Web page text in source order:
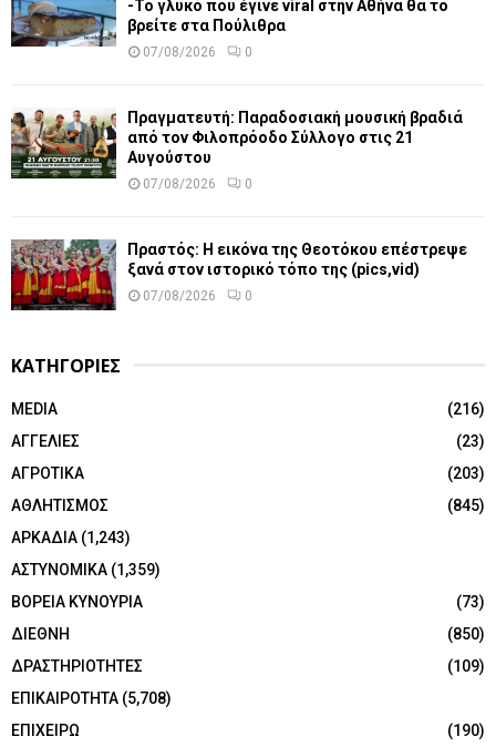
-Το γλυκό που έγινε viral στην Αθήνα θα το
βρείτε στα Πούλιθρα
07/08/2026 0
Πραγματευτή: Παραδοσιακή μουσική βραδιά
από τον Φιλοπρόοδο Σύλλογο στις 21
Αυγούστου
07/08/2026 0
Πραστός: Η εικόνα της Θεοτόκου επέστρεψε
ξανά στον ιστορικό τόπο της (pics,vid)
07/08/2026 0
ΚΑΤΗΓΟΡΙΕΣ
MEDIA
(216)
ΑΓΓΕΛΙΕΣ
(23)
ΑΓΡΟΤΙΚΑ
(203)
ΑΘΛΗΤΙΣΜΟΣ
(845)
ΑΡΚΑΔΙΑ (1,243)
ΑΣΤΥΝΟΜΙΚΑ (1,359)
ΒΟΡΕΙΑ ΚΥΝΟΥΡΙΑ
(73)
ΔΙΕΘΝΗ
(850)
ΔΡΑΣΤΗΡΙΟΤΗΤΕΣ
(109)
ΕΠΙΚΑΙΡΟΤΗΤΑ (5,708)
ΕΠΙΧΕΙΡΩ
(190)